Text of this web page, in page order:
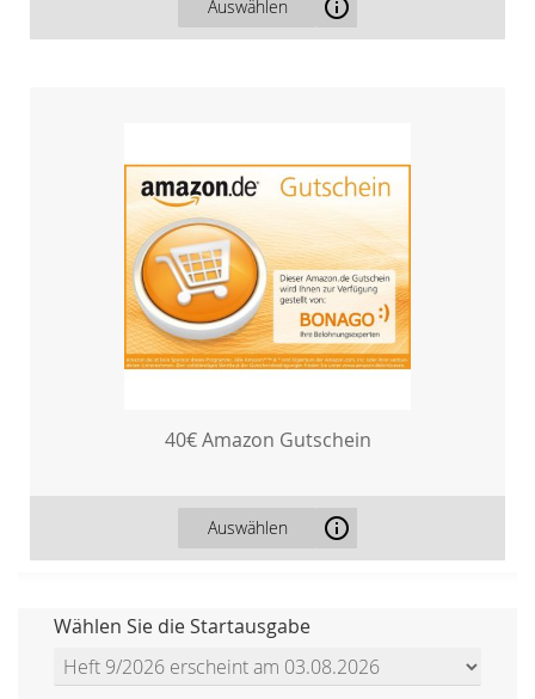
Auswählen
40€ Amazon Gutschein
Auswählen
Wählen Sie die Startausgabe